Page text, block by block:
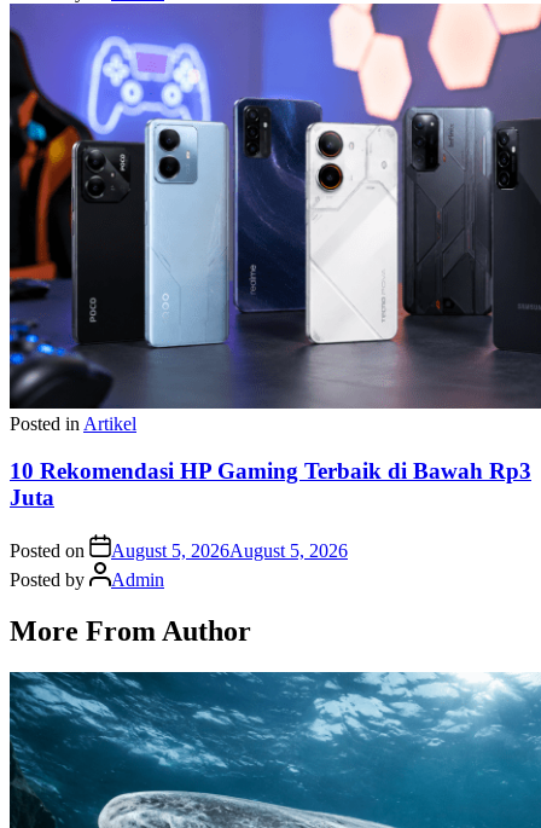
Posted in Artikel
10 Rekomendasi HP Gaming Terbaik di Bawah Rp3
Juta
Posted on August 5, 2026August 5, 2026
Posted by
Admin
More From Author